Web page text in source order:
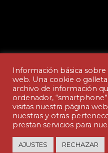
Aviso legal y
© Copyright -
Información básica sobre
web. Una cookie o
archivo de información
ordenador,
visitas nuestra página
nuestras y otras
prestan servicios para
AJUSTES RECHAZAR